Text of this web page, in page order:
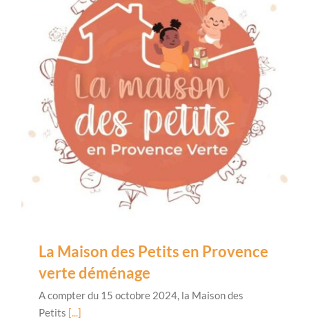
La Maison des Petits en Provence
verte déménage
A compter du 15 octobre 2024, la Maison des
Petits [...]